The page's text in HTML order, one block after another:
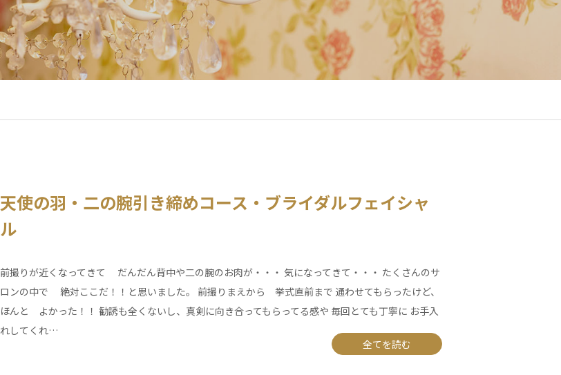
天使の羽・二の腕引き締めコース・ブライダルフェイシャ
ル
前撮りが近くなってきて だんだん背中や二の腕のお肉が・・・ 気になってきて・・・ たくさんのサ
ロンの中で 絶対ここだ！！と思いました。 前撮りまえから 挙式直前まで 通わせてもらったけど、
ほんと よかった！！ 勧誘も全くないし、真剣に向き合ってもらってる感や 毎回とても丁寧に お手入
れしてくれ…
全てを読む